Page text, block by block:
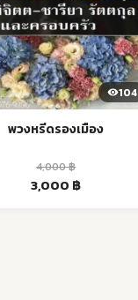
104
พวงหรีดรองเมือง
4,000฿
Original
3,000 ฿